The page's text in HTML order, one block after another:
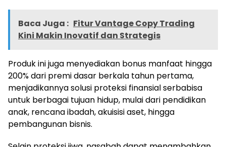
Baca Juga : Fitur Vantage Copy Trading
Kini Makin Inovatif dan Strategis
Produk ini juga menyediakan bonus manfaat hingga
200% dari premi dasar berkala tahun pertama,
menjadikannya solusi proteksi finansial serbabisa
untuk berbagai tujuan hidup, mulai dari pendidikan
anak, rencana ibadah, akuisisi aset, hingga
pembangunan bisnis.